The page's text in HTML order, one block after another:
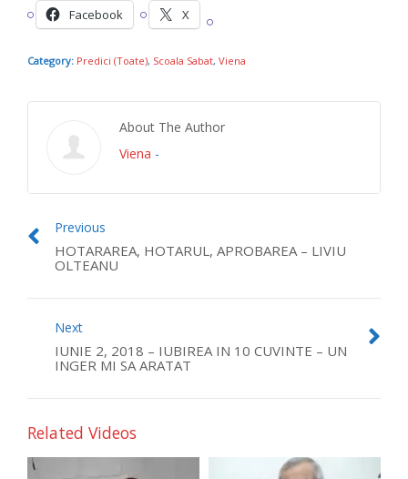
Facebook X
Category: Predici (Toate), Scoala Sabat, Viena
About The Author
Viena -
Previous
HOTARAREA, HOTARUL, APROBAREA – LIVIU
OLTEANU
Next
IUNIE 2, 2018 – IUBIREA IN 10 CUVINTE – UN
INGER MI SA ARATAT
Related Videos